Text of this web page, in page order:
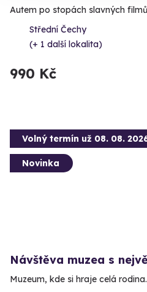
Autem po stopách slavných
Střední Čechy
(+ 1 další lokalita)
990 Kč
Volný termín už 08. 08.
Novinka
Návštěva muzea s
Muzeum, kde si hraje celá rodina.